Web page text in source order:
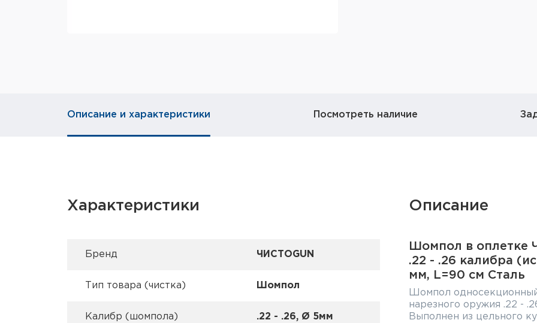
Описание и характеристики Посмотреть наличие
Характеристики
Брeнд ЧИСТОGUN
Тип товара (чистка) Шомпол
Калибр (шомпола) .22 - .26, Ø 5мм
Описание
Шомпол в оплетке
.22 - .26 калибра
мм, L=90 см Сталь
Шомпол
нарезного оружия .22 -
Выполнен из цельного